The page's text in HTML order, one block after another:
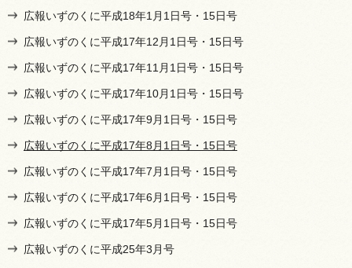
広報いずのくに平成18年1月1日号・15日号
広報いずのくに平成17年12月1日号・15日号
広報いずのくに平成17年11月1日号・15日号
広報いずのくに平成17年10月1日号・15日号
広報いずのくに平成17年9月1日号・15日号
広報いずのくに平成17年8月1日号・15日号
広報いずのくに平成17年7月1日号・15日号
広報いずのくに平成17年6月1日号・15日号
広報いずのくに平成17年5月1日号・15日号
広報いずのくに平成25年3月号